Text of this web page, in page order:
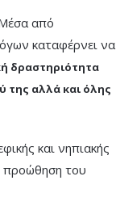
από
καταφέρνει να
δραστηριότητα
της αλλά και όλης
και νηπιακής
προώθηση του